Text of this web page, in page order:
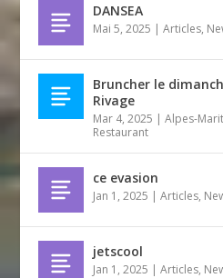
DANSEA
Mai 5, 2025 |Articles,
Bruncher le
Rivage
Mar 4, 2025 |Alpes-
Restaurant
ce evasion
Jan 1, 2025 |Articles,
jetscool
Jan 1, 2025 |Articles,